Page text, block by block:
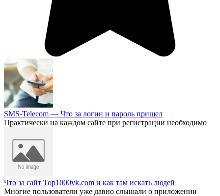
SMS-Telecom — Что за логин и пароль пришел
Практически на каждом сайте при регистрации необходимо
Что за сайт Top1000vk.com и как там искать людей
Многие пользователи уже давно слышали о приложении